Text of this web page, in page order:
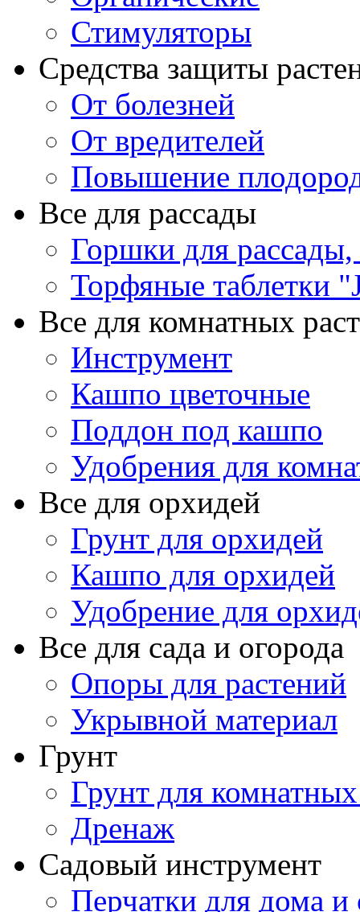
Стимуляторы
Средства защиты
От болезней
От вредителей
Повышение
Все для рассады
Горшки для рассады,
Торфяные таблетки
Все для комнатных
Инструмент
Кашпо цветочные
Поддон под кашпо
Удобрения для
Все для орхидей
Грунт для орхидей
Кашпо для орхидей
Удобрение для
Все для сада и огорода
Опоры для растений
Укрывной материал
Грунт
Грунт для
Дренаж
Садовый инструмент
Перчатки для дома и